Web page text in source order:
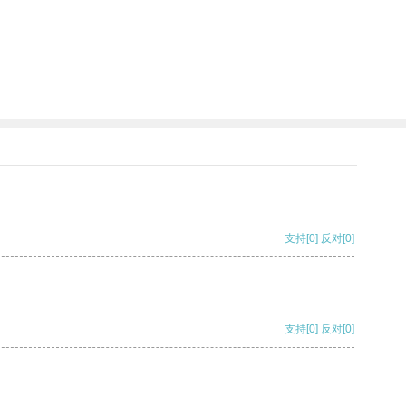
支持[0] 反对[0]
支持[0] 反对[0]